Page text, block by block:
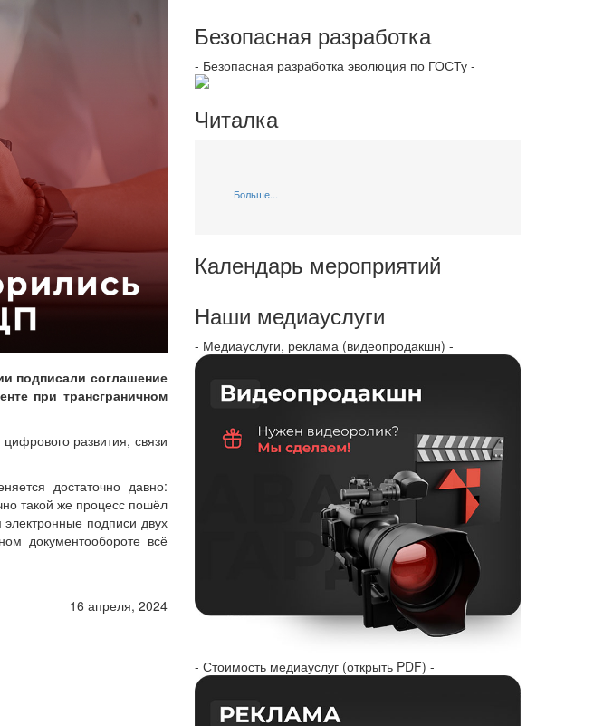
подписали соглашение
при трансграничном
развития, связи
достаточно давно:
такой же процесс пошёл
подписи двух
документообороте всё
16 апреля, 2024
Безопасная разработка
- Безопасная разработка эволюция по ГОСТу -
Читалка
Больше...
Календарь мероприятий
Наши медиауслуги
- Медиауслуги, реклама (видеопродакшн) -
- Стоимость медиауслуг (открыть PDF) -